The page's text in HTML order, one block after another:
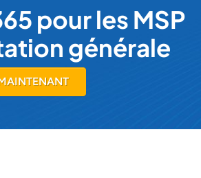
pour les MSP
générale